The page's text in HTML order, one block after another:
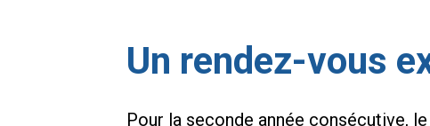
Un rendez-vous
Pour la seconde année consécutive,